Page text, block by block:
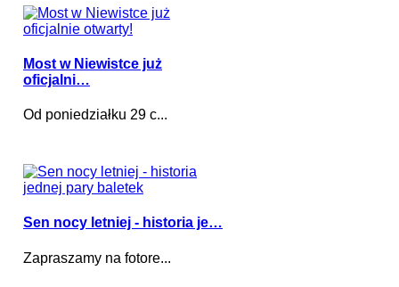
Most w Niewistce już
oficjalni…
Od poniedziałku 29 c...
Sen nocy letniej - historia je…
Zapraszamy na fotore...